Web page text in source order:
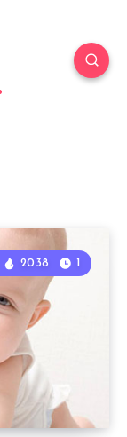
2038 1